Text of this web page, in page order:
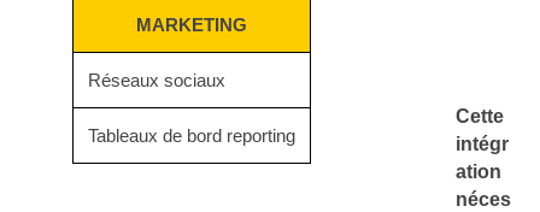
MARKETING
Réseaux sociaux
Tableaux de bord reporting
Cette
intégr
ation
néces